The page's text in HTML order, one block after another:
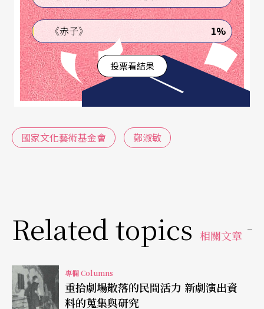
說：「法國模式已出現嚴重缺憾，它的文化機構和
街頭派對愈來愈多，而偉大的藝術卻愈來愈少。」
這種情況，一九三〇年代美國的小羅斯福總統也曾
推行過。大量的文學家、戲劇與音樂家、畫家與雕
塑家都被國家資助，以度過大蕭條的難關。但近代
各類藝術史學者硏究，卻普遍認爲那個時代的藝術
創造相當貧乏，而且表現的題材亦存在著相當的限
制。贊助者都會將其意志加諸創作者身上，古典的
格。現代的國家贊助，國家意志則要求創作者的作
品符合主流價値。
因此，國家贊助的角色漸增，對文化藝術的創造力
都難免是一種束縛。近十餘年來，在美國出現的
《赤子》 1%
投票看結果
國家文化藝術基金會 鄭淑敏
Related topics 相關文章
專欄 Columns
重拾劇場散落的民間活力 新劇演出資
料的蒐集與研究